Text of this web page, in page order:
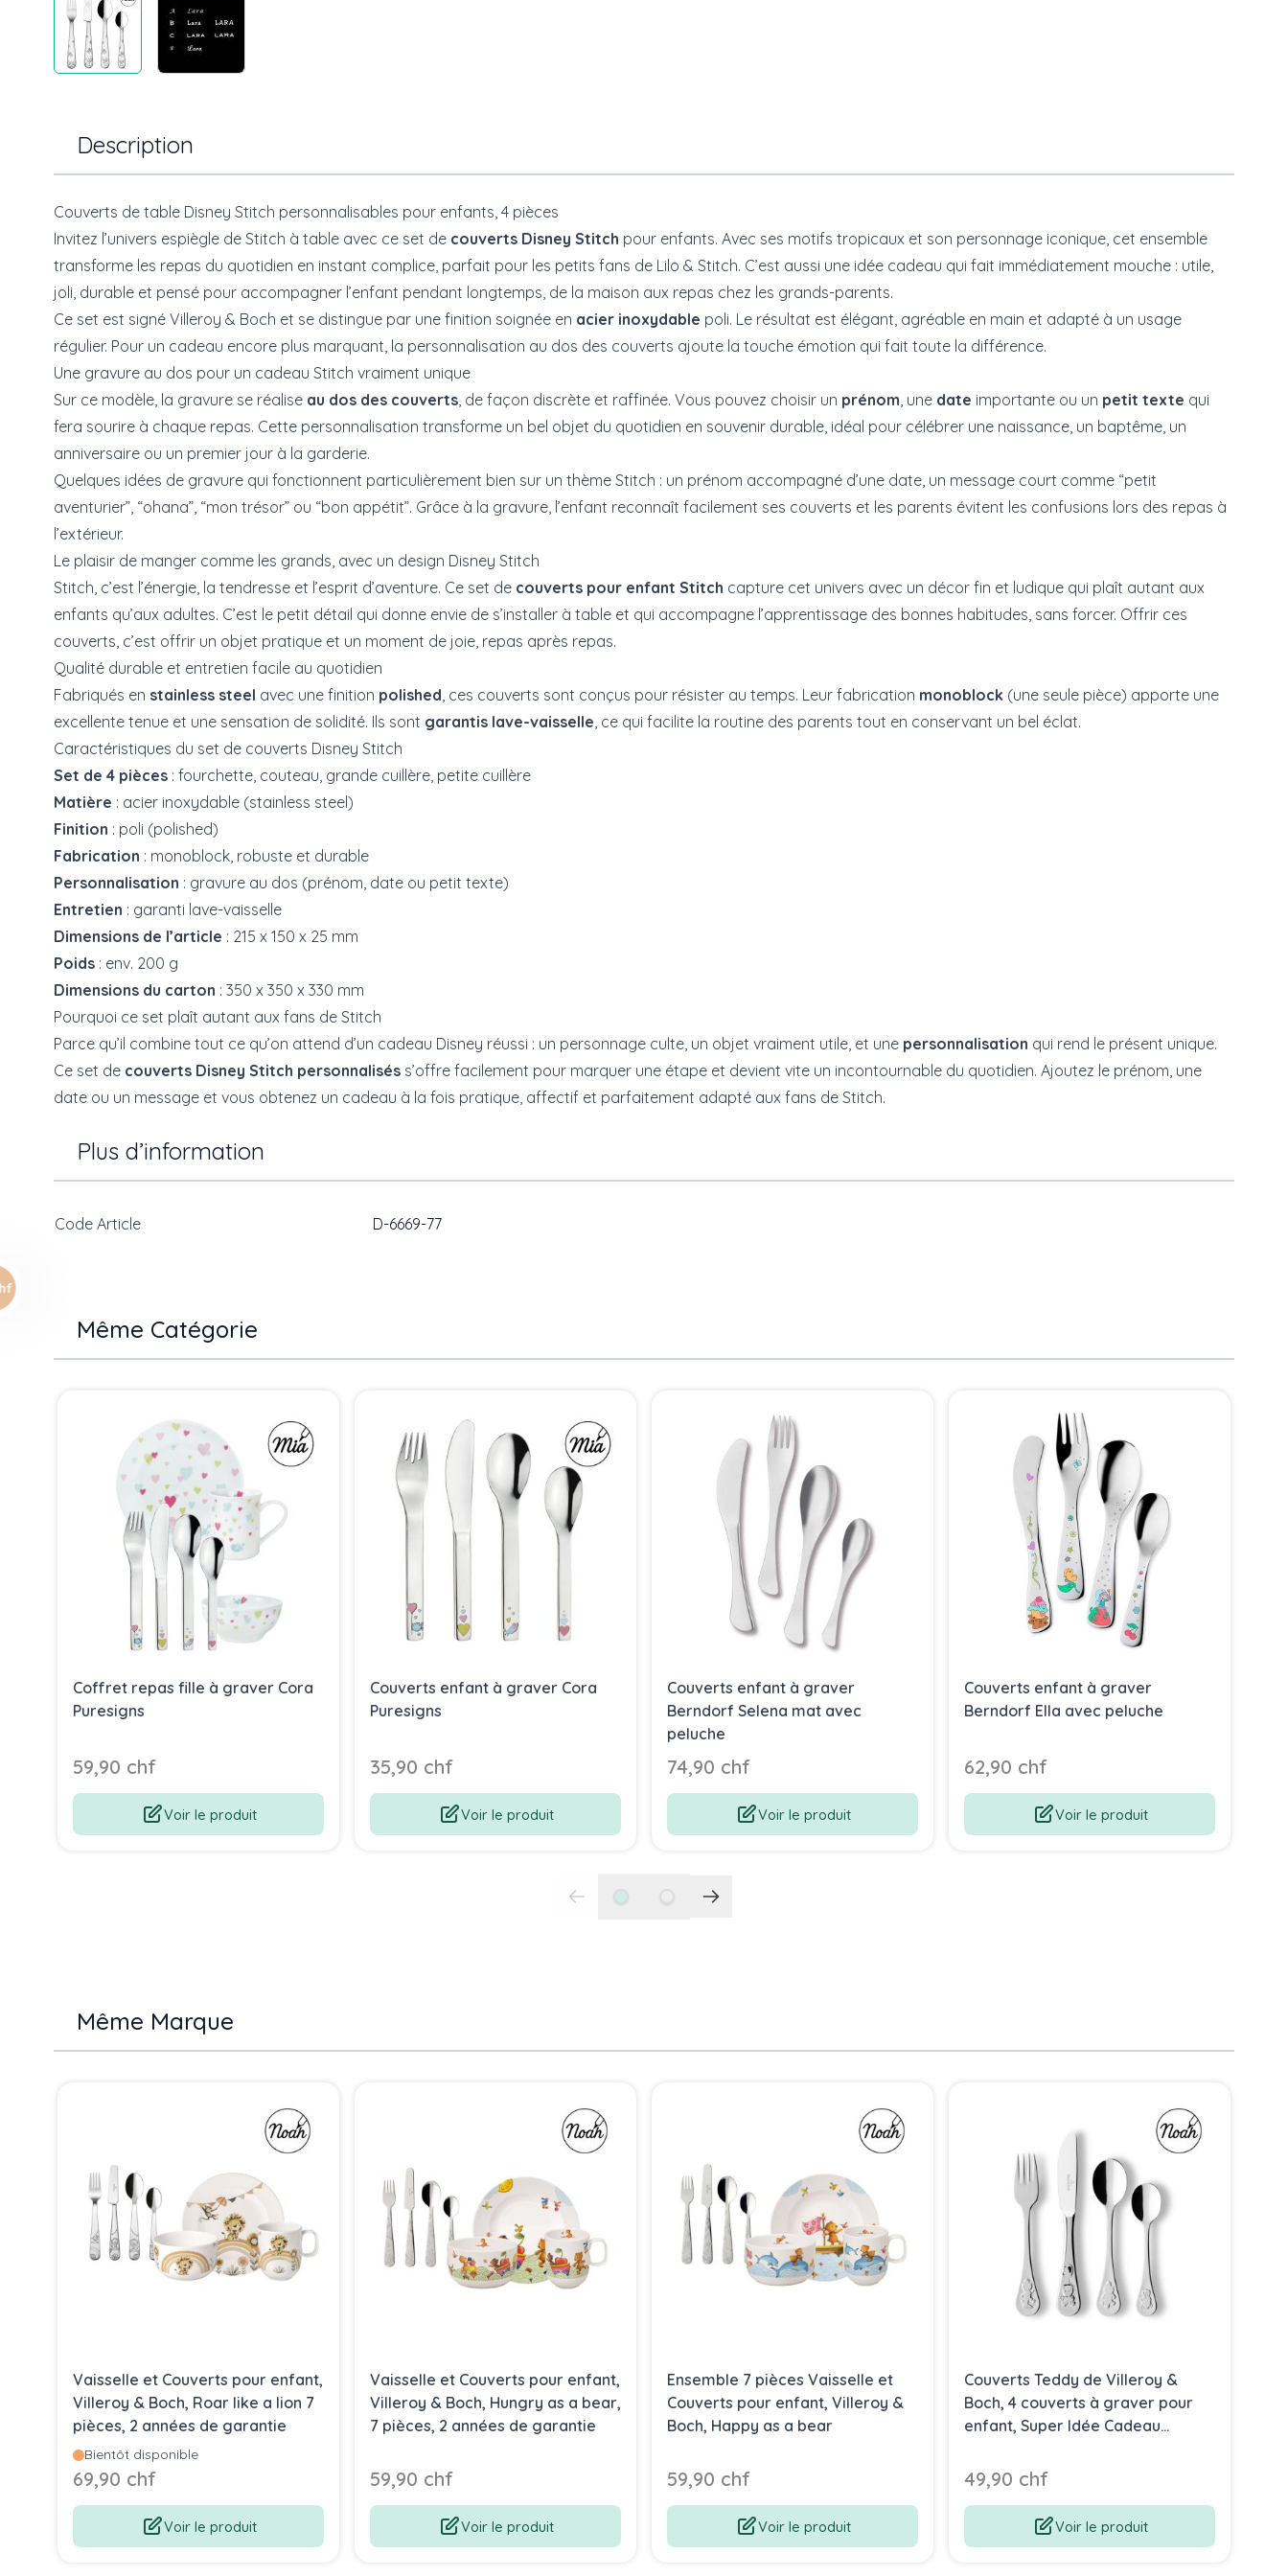
Description
Couverts de table Disney Stitch personnalisables pour enfants, 4 pièces
Invitez l’univers espiègle de Stitch à table avec ce set de couverts Disney Stitch pour enfants. Avec ses motifs tropicaux et son personnage iconique, cet ensemble
transforme les repas du quotidien en instant complice, parfait pour les petits fans de Lilo & Stitch. C’est aussi une idée cadeau qui fait immédiatement mouche : utile,
joli, durable et pensé pour accompagner l’enfant pendant longtemps, de la maison aux repas chez les grands-parents.
Ce set est signé Villeroy & Boch et se distingue par une finition soignée en acier inoxydable poli. Le résultat est élégant, agréable en main et adapté à un usage
régulier. Pour un cadeau encore plus marquant, la personnalisation au dos des couverts ajoute la touche émotion qui fait toute la différence.
Une gravure au dos pour un cadeau Stitch vraiment unique
Sur ce modèle, la gravure se réalise au dos des couverts, de façon discrète et raffinée. Vous pouvez choisir un prénom, une date importante ou un petit texte qui
fera sourire à chaque repas. Cette personnalisation transforme un bel objet du quotidien en souvenir durable, idéal pour célébrer une naissance, un baptême, un
anniversaire ou un premier jour à la garderie.
Quelques idées de gravure qui fonctionnent particulièrement bien sur un thème Stitch : un prénom accompagné d’une date, un message court comme “petit
aventurier”, “ohana”, “mon trésor” ou “bon appétit”. Grâce à la gravure, l’enfant reconnaît facilement ses couverts et les parents évitent les confusions lors des repas à
l’extérieur.
Le plaisir de manger comme les grands, avec un design Disney Stitch
Stitch, c’est l’énergie, la tendresse et l’esprit d’aventure. Ce set de couverts pour enfant Stitch capture cet univers avec un décor fin et ludique qui plaît autant aux
enfants qu’aux adultes. C’est le petit détail qui donne envie de s’installer à table et qui accompagne l’apprentissage des bonnes habitudes, sans forcer. Offrir ces
couverts, c’est offrir un objet pratique et un moment de joie, repas après repas.
Qualité durable et entretien facile au quotidien
Fabriqués en stainless steel avec une finition polished, ces couverts sont conçus pour résister au temps. Leur fabrication monoblock (une seule pièce) apporte une
excellente tenue et une sensation de solidité. Ils sont garantis lave-vaisselle, ce qui facilite la routine des parents tout en conservant un bel éclat.
Caractéristiques du set de couverts Disney Stitch
Set de 4 pièces : fourchette, couteau, grande cuillère, petite cuillère
Matière : acier inoxydable (stainless steel)
Finition : poli (polished)
Fabrication : monoblock, robuste et durable
Personnalisation : gravure au dos (prénom, date ou petit texte)
Entretien : garanti lave-vaisselle
Dimensions de l’article : 215 x 150 x 25 mm
Poids : env. 200 g
Dimensions du carton : 350 x 350 x 330 mm
Pourquoi ce set plaît autant aux fans de Stitch
Parce qu’il combine tout ce qu’on attend d’un cadeau Disney réussi : un personnage culte, un objet vraiment utile, et une personnalisation qui rend le présent unique.
Ce set de couverts Disney Stitch personnalisés s’offre facilement pour marquer une étape et devient vite un incontournable du quotidien. Ajoutez le prénom, une
date ou un message et vous obtenez un cadeau à la fois pratique, affectif et parfaitement adapté aux fans de Stitch.
Plus d’information
Code Article D-6669-77
Même Catégorie
Coffret repas fille à graver Cora
Puresigns
59,90 chf
Voir le produit
Couverts enfant à graver Cora
Puresigns
35,90 chf
Voir le produit
Couverts enfant à graver
Berndorf Selena mat avec
peluche
74,90 chf
Voir le produit
Couverts enfant à graver
Berndorf Ella avec peluche
62,90 chf
Voir le produit
Même Marque
Vaisselle et Couverts pour enfant,
Villeroy & Boch, Roar like a lion 7
pièces, 2 années de garantie
Bientôt disponible
69,90 chf
Voir le produit
Vaisselle et Couverts pour enfant,
Villeroy & Boch, Hungry as a bear,
7 pièces, 2 années de garantie
59,90 chf
Voir le produit
Ensemble 7 pièces Vaisselle et
Couverts pour enfant, Villeroy &
Boch, Happy as a bear
59,90 chf
Voir le produit
Couverts Teddy de Villeroy &
Boch, 4 couverts à graver pour
enfant, Super Idée Cadeau
49,90 chf
Voir le produit